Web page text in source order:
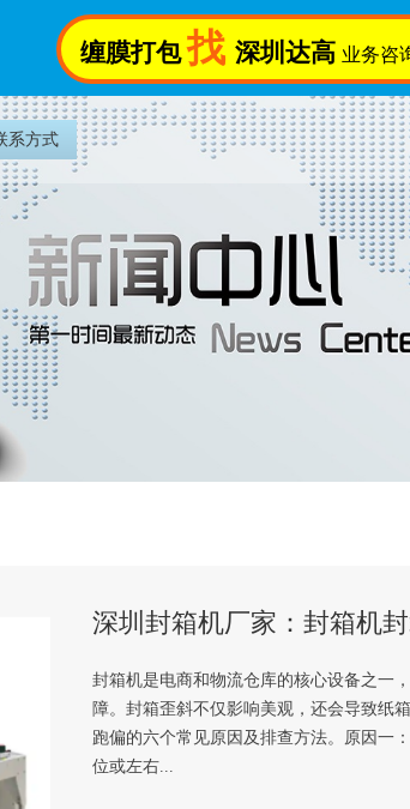
缠膜打包 找 深圳达高 业务咨
系方式
封箱机是电商和物流仓库的核心设备之一
障。封箱歪斜不仅影响美观，还会导致纸
跑偏的六个常见原因及排查方法。原因一
位或左右...